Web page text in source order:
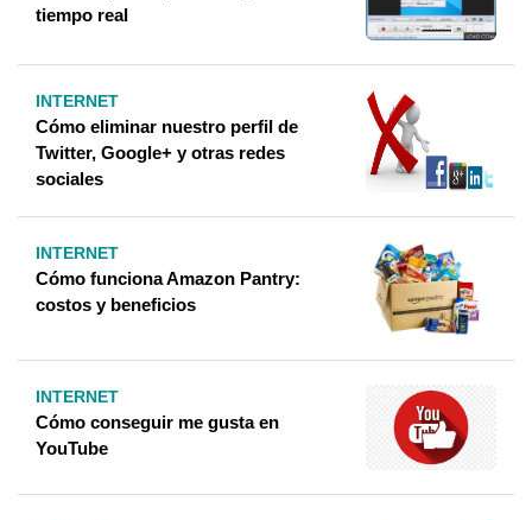
tiempo real
INTERNET
Cómo eliminar nuestro perfil de
Twitter, Google+ y otras redes
sociales
INTERNET
Cómo funciona Amazon Pantry:
costos y beneficios
INTERNET
Cómo conseguir me gusta en
YouTube